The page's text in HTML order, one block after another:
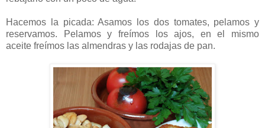
Hacemos la picada: Asamos los dos tomates, pelamos y
reservamos. Pelamos y freímos los ajos, en el mismo
aceite freímos las almendras y las rodajas de pan.